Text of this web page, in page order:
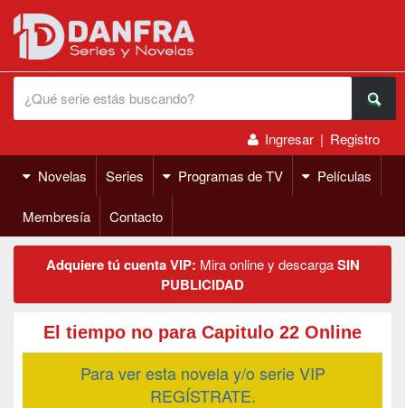
Ingresar | Registro
Novelas
Series Programas de TV Películas
Membresía Contacto
Adquiere tú cuenta VIP: Mira online y descargaSIN
PUBLICIDAD
El tiempo no para Capitulo 22 Online
Para ver esta novela y/o serie VIP
REGÍSTRATE.